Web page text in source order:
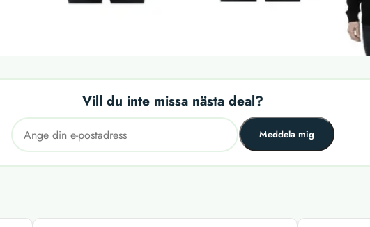
Vill du inte missa nästa deal?
Meddela mig